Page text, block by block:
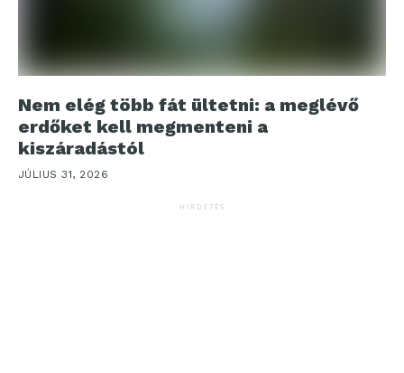
Nem elég több fát ültetni: a meglévő
erdőket kell megmenteni a
kiszáradástól
JÚLIUS 31, 2026
HIRDETÉS